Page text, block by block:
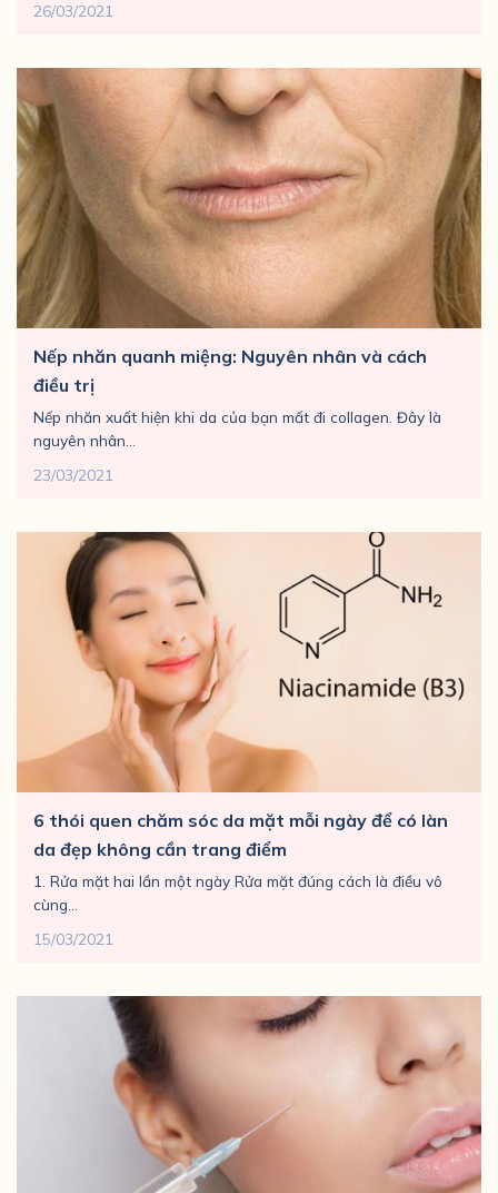
26/03/2021
Nếp nhăn quanh miệng: Nguyên nhân và cách
điều trị
Nếp nhăn xuất hiện khi da của bạn mất đi collagen. Đây là
nguyên nhân...
23/03/2021
6 thói quen chăm sóc da mặt mỗi ngày để có làn
da đẹp không cần trang điểm
1. Rửa mặt hai lần một ngày Rửa mặt đúng cách là điều vô
cùng...
15/03/2021